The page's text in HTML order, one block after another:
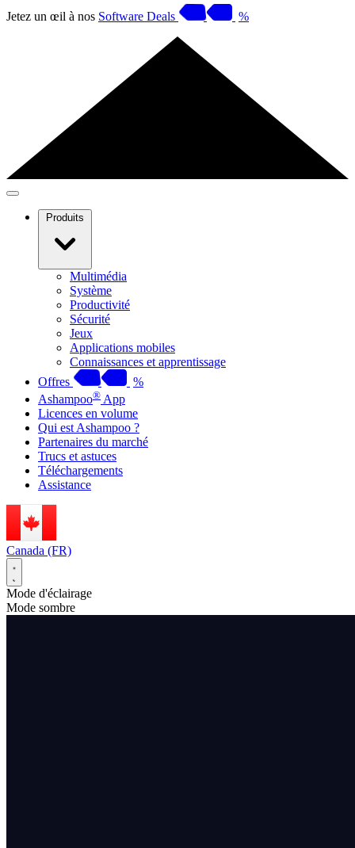
Jetez un œil à nos Software Deals %
Produits
Multimédia
Système
Productivité
Sécurité
Jeux
Applications mobiles
Connaissances et apprentissage
Offres
%
Ashampoo® App
Licences en volume
Qui est Ashampoo ?
Partenaires du marché
Trucs et astuces
Téléchargements
Assistance
Canada (FR)
Mode d'éclairage
Mode sombre